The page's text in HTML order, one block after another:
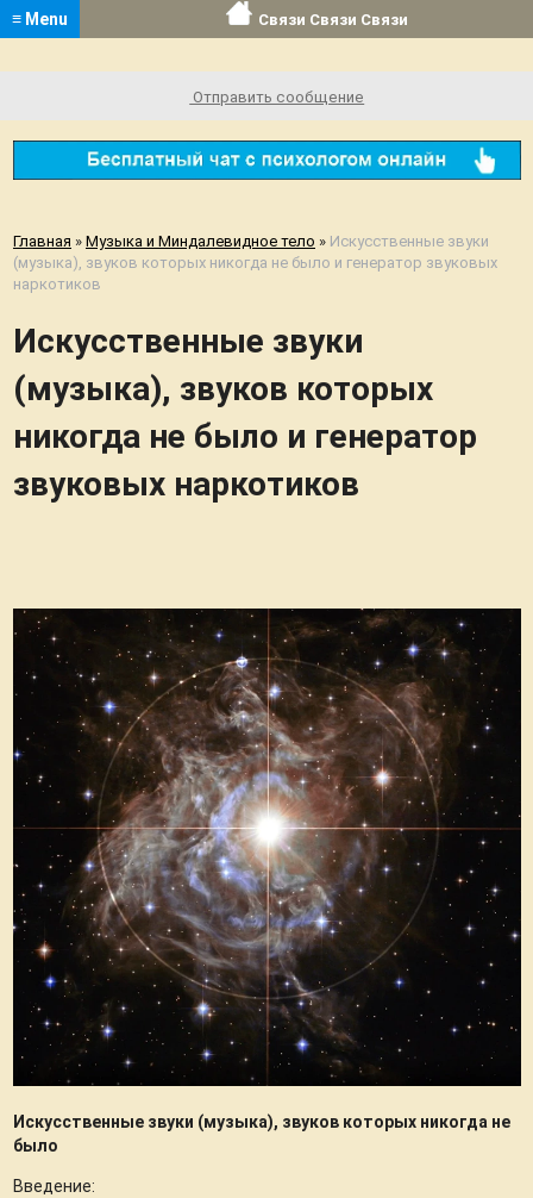
≡ Menu Связи Связи Связи
Отправить сообщение
Главная » Музыка и Миндалевидное тело » Искусственные звуки
(музыка), звуков которых никогда не было и генератор звуковых
наркотиков
Искусственные звуки
(музыка), звуков которых
никогда не было и генератор
звуковых наркотиков
Искусственные звуки (музыка), звуков которых никогда не
было
Введение: